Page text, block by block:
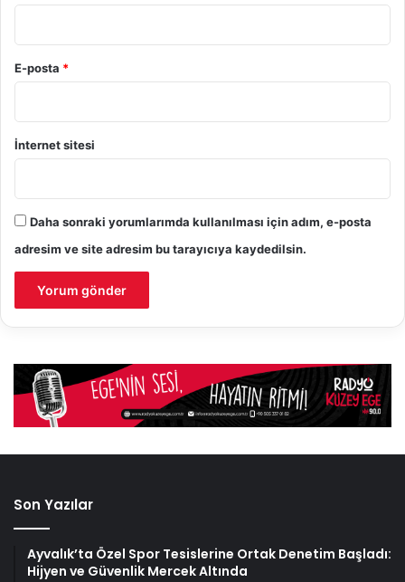
E-posta *
İnternet sitesi
Daha sonraki yorumlarımda kullanılması için adım, e-posta
adresim ve site adresim bu tarayıcıya kaydedilsin.
Son Yazılar
Ayvalık’ta Özel Spor Tesislerine Ortak Denetim Başladı:
Hijyen ve Güvenlik Mercek Altında